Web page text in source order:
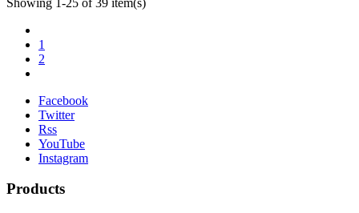
1
2
Facebook
Twitter
Rss
YouTube
Instagram
Products